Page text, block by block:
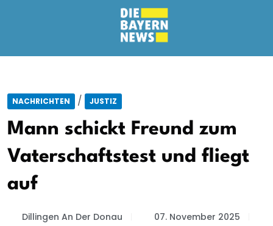
NACHRICHTEN / JUSTIZ
Mann schickt Freund zum
Vaterschaftstest und fliegt
auf
Dillingen An Der Donau
07. November 2025